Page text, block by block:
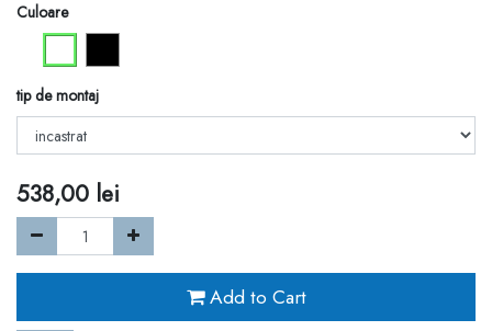
Culoare
tip de montaj
538,00 lei
Add to Cart